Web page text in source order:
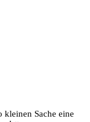
kleinen Sache eine